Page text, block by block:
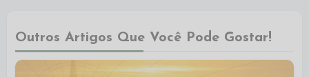
Outros Artigos Que Você Pode Gostar!